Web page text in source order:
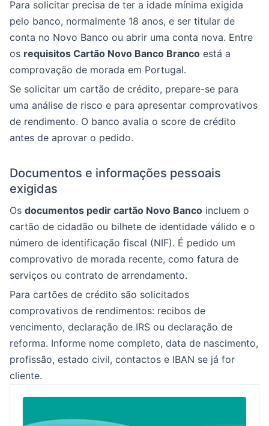
Para solicitar precisa de ter a idade mínima exigida
pelo banco, normalmente 18 anos, e ser titular de
conta no Novo Banco ou abrir uma conta nova. Entre
os requisitos Cartão Novo Banco Branco está a
comprovação de morada em Portugal.
Se solicitar um cartão de crédito, prepare-se para
uma análise de risco e para apresentar comprovativos
de rendimento. O banco avalia o score de crédito
antes de aprovar o pedido.
Documentos e informações pessoais
exigidas
Os documentos pedir cartão Novo Banco incluem o
cartão de cidadão ou bilhete de identidade válido e o
número de identificação fiscal (NIF). É pedido um
comprovativo de morada recente, como fatura de
serviços ou contrato de arrendamento.
Para cartões de crédito são solicitados
comprovativos de rendimentos: recibos de
vencimento, declaração de IRS ou declaração de
reforma. Informe nome completo, data de nascimento,
profissão, estado civil, contactos e IBAN se já for
cliente.